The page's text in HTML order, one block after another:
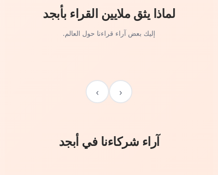
لماذا يثق ملايين القراء بأبجد
إليك بعض آراء قراءنا حول العالم.
‹
›
آراء شركاءنا في أبجد